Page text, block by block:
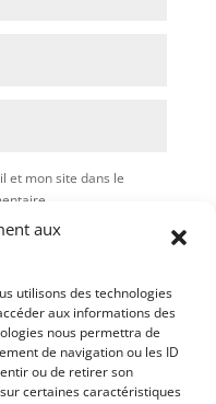
aux
utilisons des technologies
aux informations des
nous permettra de
de navigation ou les ID
ou de retirer son
certaines caractéristiques
et mon site dans le